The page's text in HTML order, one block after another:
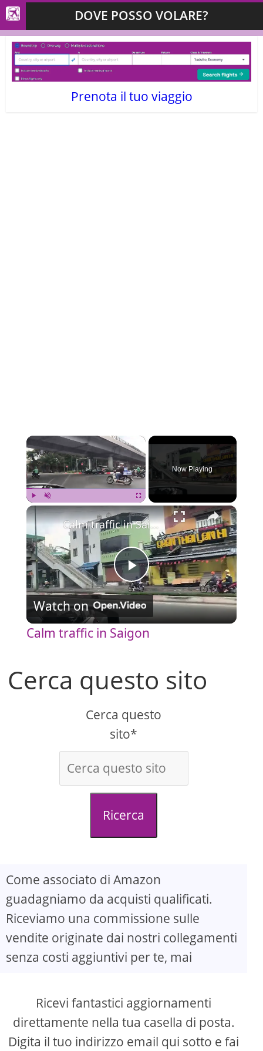
DOVE POSSO VOLARE?
Prenota il tuo viaggio
×
Play Unmute Fullscreen
Now Playing
×
P
l
y
V
i
d
Calm traffic in Saigon
Watch on
Calm traffic in Saigon
Cerca questo sito
Cerca questo
sito*
Ricerca
Come associato di Amazon
guadagniamo da acquisti qualificati.
Riceviamo una commissione sulle
vendite originate dai nostri collegamenti
senza costi aggiuntivi per te, mai
Ricevi fantastici aggiornamenti
direttamente nella tua casella di posta.
Digita il tuo indirizzo email qui sotto e fai